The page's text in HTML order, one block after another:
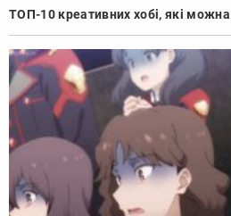
ТОП-10 креативних хобі, які